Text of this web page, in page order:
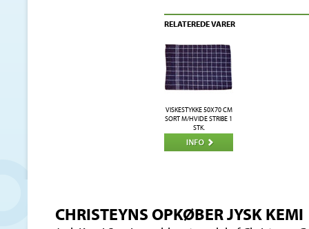
RELATEREDE VARER
VISKESTYKKE 50X70 CM
SORT M/HVIDE STRIBE 1
STK.
CHRISTEYNS OPKØBER JYSK KEMI